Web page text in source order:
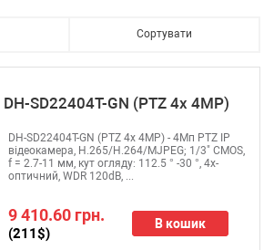
Сортувати
DH-SD22404T-GN (PTZ 4x 4MP)
9 410.60 грн.
(211$)
В кошик
DH-SD22404T-GN (PTZ 4x 4MP) - 4Мп PTZ IP
відеокамера, Н.265/H.264/MJPEG; 1/3" CMOS,
f = 2.7-11 мм, кут огляду: 112.5 ° -30 °, 4x-
оптичний, WDR 120dB, ...